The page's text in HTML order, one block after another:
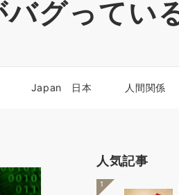
バグってい
Japan 日本 人間関係
人気記事
1